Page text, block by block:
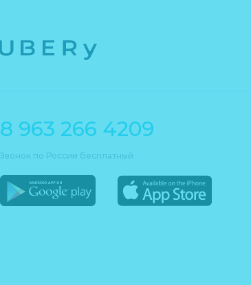
8 963 266 4209
Звонок по России бесплатный